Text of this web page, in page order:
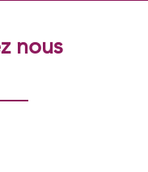
nous